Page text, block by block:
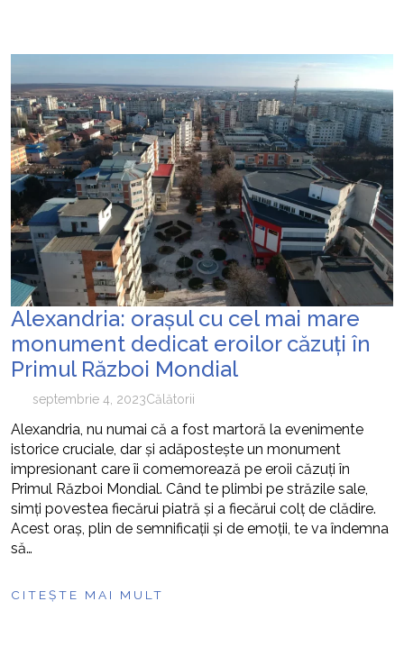
Alexandria: orașul cu cel mai mare
monument dedicat eroilor căzuți în
Primul Război Mondial
septembrie 4, 2023Călătorii
Alexandria, nu numai că a fost martoră la evenimente
istorice cruciale, dar și adăpostește un monument
impresionant care îi comemorează pe eroii căzuți în
Primul Război Mondial. Când te plimbi pe străzile sale,
simți povestea fiecărui piatră și a fiecărui colț de clădire.
Acest oraș, plin de semnificații și de emoții, te va îndemna
să…
CITEȘTE MAI MULT